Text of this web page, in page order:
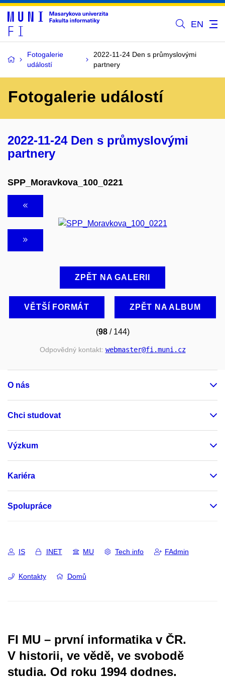
EN
Fotogalerie
událostí
2022-11-24 Den s průmyslovými
partnery
Fotogalerie událostí
2022-11-24 Den s průmyslovými
partnery
SPP_Moravkova_100_0221
ZPĚT NA GALERII
VĚTŠÍ FORMÁT ZPĚT NA ALBUM
(98/ 144)
Odpovědný kontakt: webmaster@fi.muni.cz
O nás
Chci studovat
Výzkum
Kariéra
Spolupráce
IS INET MU Tech info FAdmin
Kontakty Domů
FI MU – první informatika v ČR.
V historii, ve vědě, ve svobodě
studia. Od roku 1994 dodnes.